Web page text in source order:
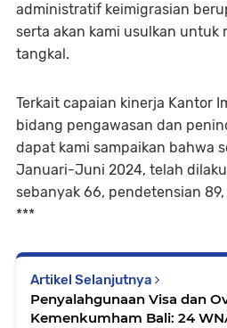
administratif keimigrasian
serta akan kami usulkan untuk
tangkal.
Terkait capaian kinerja Kantor
bidang pengawasan dan
dapat kami sampaikan bahwa
Januari-Juni 2024, telah
sebanyak 66, pendetensian
***
Artikel Selanjutnya
Penyalahgunaan Visa dan
Kemenkumham Bali: 24